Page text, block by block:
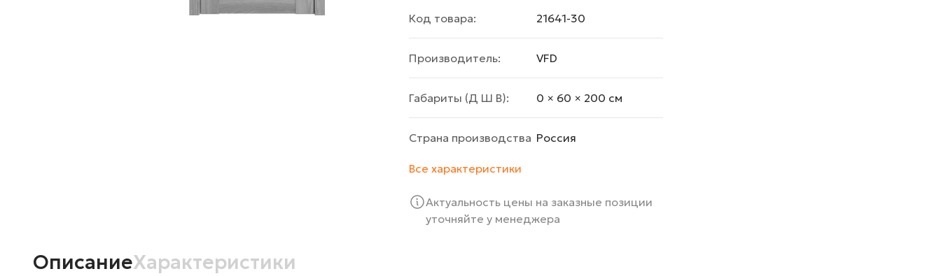
Код товара: 21641-30
Производитель: VFD
Габариты (Д Ш В): 0 × 60 × 200 cм
Страна производства Росcия
Все характеристики
Актуальность цены на заказные позиции
уточняйте у менеджера
ОписаниеХарактеристики